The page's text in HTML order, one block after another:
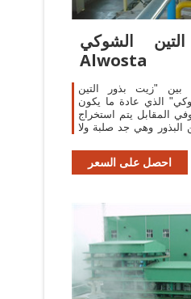
الشوكي -
Alwosta
"زيت بذور التين
الذي عادة ما يكون
وفي المقابل يتم استخراج
البذور وهي جد صلبة ولا
احصل على السعر